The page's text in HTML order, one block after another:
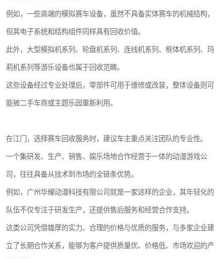
例如，一些高端的模拟赛车设备，虽然不具备实体赛车的机械结构，
但其电子系统和结构组件同样具有回收价值。
此外，大型模拟机系列、轮盘机系列、连线机系列、框体机系列、玛
莉机系列等游乐设备也属于回收范畴。
这些设备经过专业处理后，零部件可用于维修或改装，整体设备则可
能被二手车商或主题乐园重新利用。
在江门，选择赛车回收服务时，建议车主重点关注团队的专业性。
一个集研发、生产、销售、娱乐场地合作经营于一体的动漫游戏公
司，往往具备从技术到市场的全链条优势。
例如，广州华耀动漫科技有限公司就是一家这样的企业，其年轻化的
队伍不仅专注于研发生产，还提供售后服务和经营合作支持。
这类公司凭借雄厚的实力、合理的价格与优质的服务，与多家企业建
立了长期合作关系，能够为客户提供质量优、价格低、市场欢迎的产